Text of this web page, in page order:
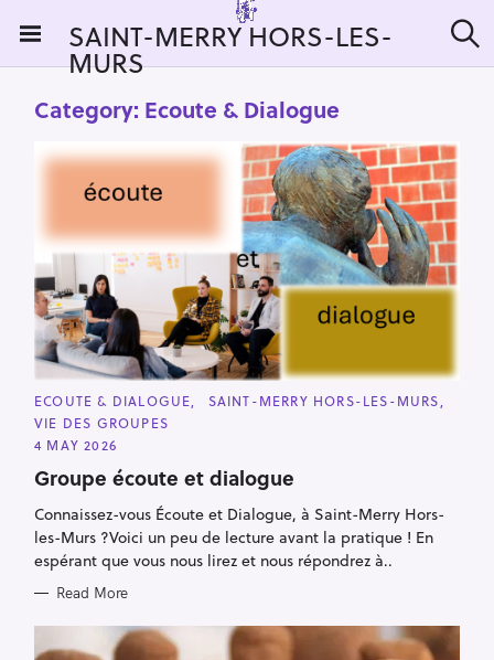
i
SAINT-MERRY HORS-LES-
MURS e
Category: Ecoute & Dialogue
C
A
T
E
O
R
E
S
ECOUTE & DIALOGUE
SAINT-MERRY HORS-LES-MURS
VIE DES GROUPES
4 MAY 2026
Groupe écoute et dialogue
‌Connaissez-vous Écoute et Dialogue, à Saint-Merry Hors-
les-Murs ?Voici un peu de lecture avant la pratique ! En
espérant que vous nous lirez et nous répondrez à..
Read More